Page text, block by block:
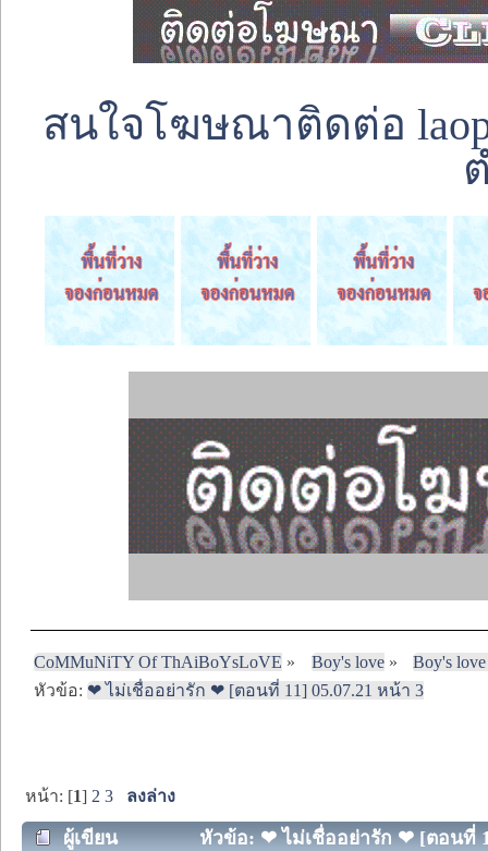
สนใจโฆษณาติดต่อ
CoMMuNiTY Of ThAiBoYsLoVE » Boy's love»
Boy's
หัวข้อ:❤ ไม่เชื่ออย่ารัก ❤ [ตอนที่ 11] 05.07.21 หน้า 3
หน้า: [1] 2 3 ลงล่าง
ผู้เขียน หัวข้อ: ❤ ไม่เชื่ออย่ารัก ❤ [ตอนที่